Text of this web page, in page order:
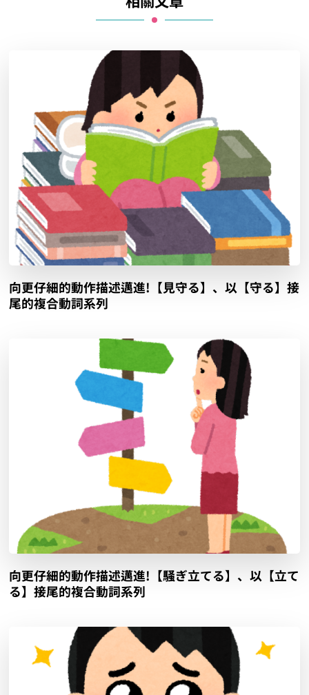
向更仔細的動作描述邁進!【見守る】、以【守る】接
尾的複合動詞系列
向更仔細的動作描述邁進!【騒ぎ立てる】、以【立て
る】接尾的複合動詞系列